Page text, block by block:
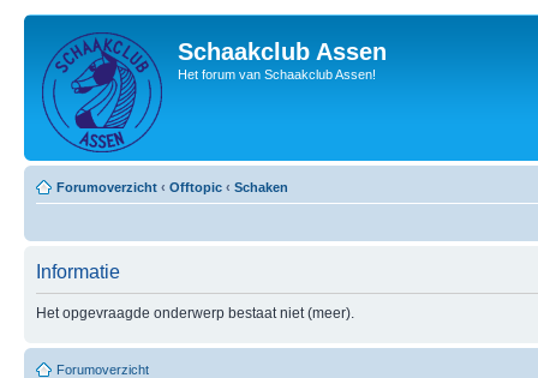
Schaakclub Assen
Het forum van Schaakclub Assen!
Forumoverzicht ‹ Offtopic ‹ Schaken
Informatie
Het opgevraagde onderwerp bestaat niet (meer).
Forumoverzicht